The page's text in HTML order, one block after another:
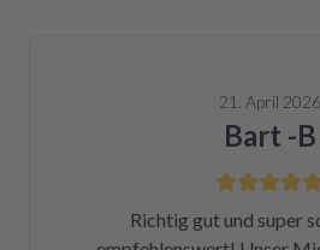
21. April 2026
Bart -B
Richtig gut und super